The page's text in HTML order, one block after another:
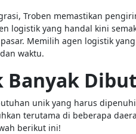
Troben memastikan
logistik yang handal kini
Memilih agen logistik
waktu.
Banyak
unik yang harus
terutama di beberapa
berikut ini!